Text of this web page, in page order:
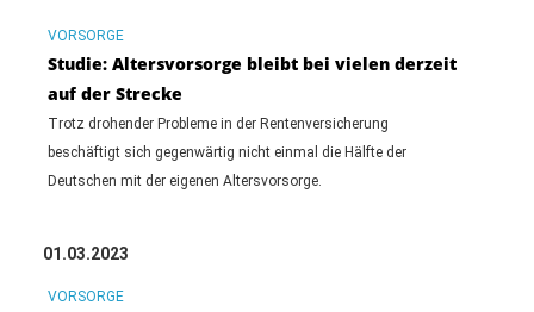
VORSORGE
Studie: Altersvorsorge bleibt bei vielen derzeit
auf der Strecke
Trotz drohender Probleme in der Rentenversicherung
beschäftigt sich gegenwärtig nicht einmal die Hälfte der
Deutschen mit der eigenen Altersvorsorge.
01.03.2023
VORSORGE